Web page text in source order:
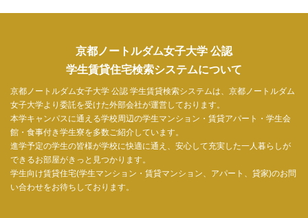
京都ノートルダム女子大学 公認
学生賃貸住宅検索システムについて
京都ノートルダム女子大学 公認 学生賃貸検索システムは、京都ノートルダム
女子大学より委託を受けた外部会社が運営しております。
本学キャンパスに通える学校周辺の学生マンション・賃貸アパート・学生会
館・食事付き学生寮を多数ご紹介しています。
進学予定の学生の皆様が学校に快適に通え、安心して充実した一人暮らしが
できるお部屋がきっと見つかります。
学生向け賃貸住宅(学生マンション・賃貸マンション、アパート、貸家)のお問
い合わせをお待ちしております。